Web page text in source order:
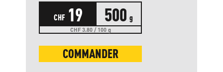
CHF 19 500 g
CHF 3.80 / 100 g
COMMANDER